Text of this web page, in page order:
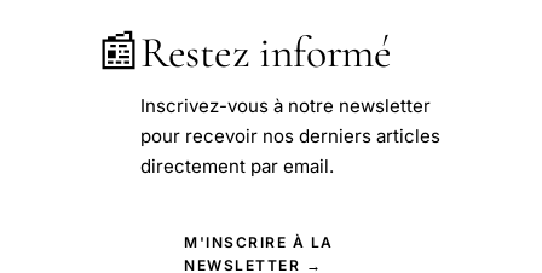
📰Restez informé
Inscrivez-vous à notre newsletter
pour recevoir nos derniers articles
directement par email.
M'INSCRIRE À LA
NEWSLETTER →